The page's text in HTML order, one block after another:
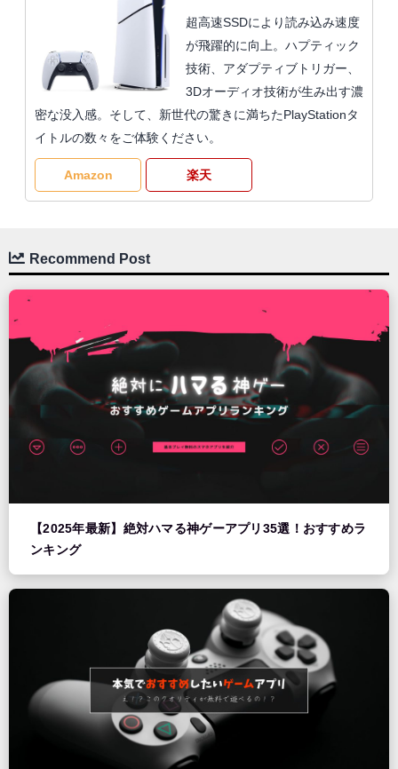
超高速SSDにより読み込み速度
が飛躍的に向上。ハプティック
技術、アダプティブトリガー、
3Dオーディオ技術が生み出す濃
密な没入感。そして、新世代の驚きに満ちたPlayStationタ
イトルの数々をご体験ください。
Amazon 楽天
Recommend Post
【2025年最新】絶対ハマる神ゲーアプリ35選！おすすめラ
ンキング